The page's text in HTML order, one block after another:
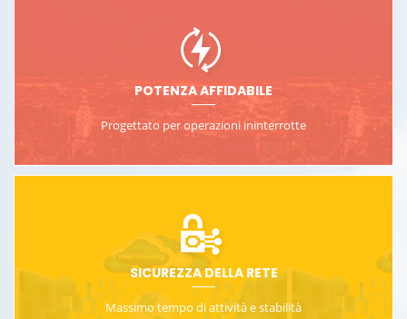
POTENZA AFFIDABILE
Progettato per operazioni ininterrotte
SICUREZZA DELLA RETE
Massimo tempo di attività e stabilità